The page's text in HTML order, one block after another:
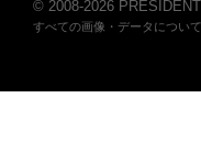
© 2008-2026 PRESIDENT
すべての画像・データについ